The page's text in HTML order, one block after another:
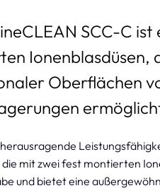
SCC-C
Ionenblasdüsen,
Oberflächen
die mit zwei fest montierten
und bietet eine